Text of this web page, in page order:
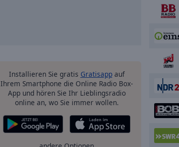
Installieren Sie gratis Gratisappauf
Ihrem Smartphone die Online Radio Box-
App und hören Sie Ihr Lieblingsradio
online an, wo Sie immer wollen.